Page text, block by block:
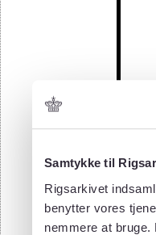
Samtykke til
Rigsarkivet
benytter vores
nemmere at